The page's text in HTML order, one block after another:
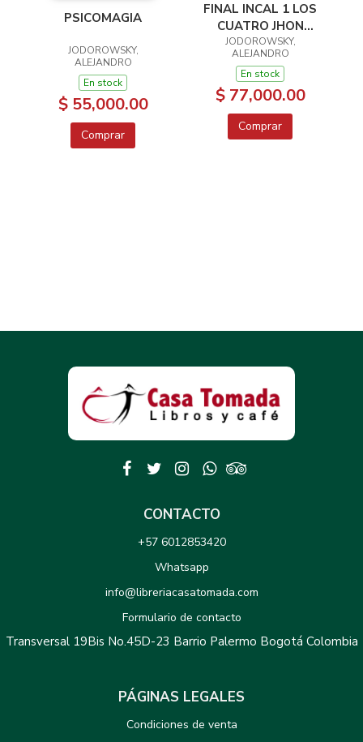
PSICOMAGIA
JODOROWSKY,
ALEJANDRO
En stock
$ 55,000.00
Comprar
FINAL INCAL 1 LOS
CUATRO JHON
DIFOOL
JODOROWSKY,
ALEJANDRO
En stock
$ 77,000.00
Comprar
CONTACTO
+57 6012853420
Whatsapp
info@libreriacasatomada.com
Formulario de contacto
Transversal 19Bis No.45D-23 Barrio Palermo Bogotá Colombia
PÁGINAS LEGALES
Condiciones de venta